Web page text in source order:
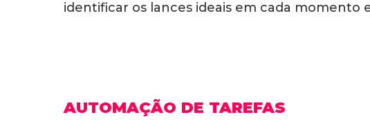
identificar os lances ideais em cada momento
AUTOMAÇÃO DE TAREFAS